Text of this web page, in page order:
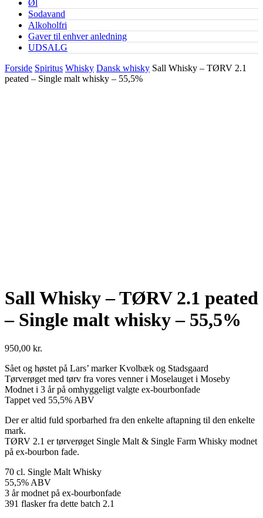
Øl
Sodavand
Alkoholfri
Gaver til enhver anledning
UDSALG
Forside Spiritus Whisky Dansk whisky Sall Whisky – TØRV 2.1
peated – Single malt whisky – 55,5%
Sall Whisky – TØRV 2.1 peated
– Single malt whisky – 55,5%
950,00 kr.
Sået og høstet på Lars’ marker Kvolbæk og Stadsgaard
Tørverøget med tørv fra vores venner i Moselauget i Moseby
Modnet i 3 år på omhyggeligt valgte ex-bourbonfade
Tappet ved 55,5% ABV
Der er altid fuld sporbarhed fra den enkelte aftapning til den enkelte
mark.
TØRV 2.1 er tørverøget Single Malt & Single Farm Whisky modnet
på ex-bourbon fade.
70 cl. Single Malt Whisky
55,5% ABV
3 år modnet på ex-bourbonfade
391 flasker fra dette batch 2.1